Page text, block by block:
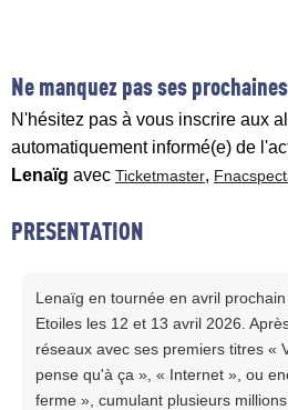
Ne manquez pas ses
N'hésitez pas à vous inscrire aux
automatiquement informé(e) de
Lenaïg avec Ticketmaster,
PRESENTATION
Lenaïg en tournée en avril
Etoiles les 12 et 13 avril 2026.
réseaux avec ses premiers titres «
pense qu'à ça », « Internet », ou
ferme », cumulant plusieurs